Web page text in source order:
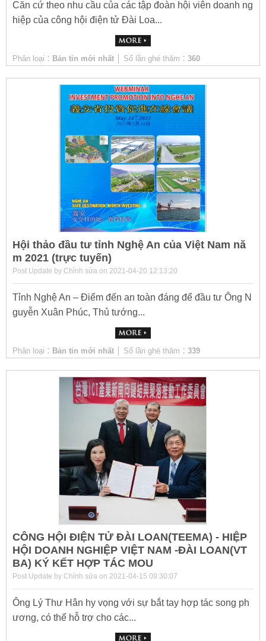
Căn cứ theo nhu cầu của các tập đoàn hội viên doanh ng
hiệp của công hội điện tử Đài Loa...
Phân loại： Bản tin mới nhất │ Số lần ghé thăm： 360
Hội thảo đầu tư tỉnh Nghệ An của Việt Nam nă
m 2021 (trực tuyến)
Post Update by Chỉnh sửa on 2021-04-20 12:13:20
Tỉnh Nghệ An – Điểm đến an toàn đáng để đầu tư Ông N
guyễn Xuân Phúc, Thủ tướng...
Phân loại： Bản tin mới nhất │ Số lần ghé thăm： 339
CÔNG HỘI ĐIỆN TỬ ĐÀI LOAN(TEEMA) - HIỆP
HỘI DOANH NGHIỆP VIỆT NAM -ĐÀI LOAN(VT
BA) KÝ KẾT HỢP TÁC MOU
Post Update by Chỉnh sửa on 2021-04-15 09:30:07
Ông Lý Thư Hân hy vọng với sự bắt tay hợp tác song ph
ương, có thể hỗ trợ cho các...